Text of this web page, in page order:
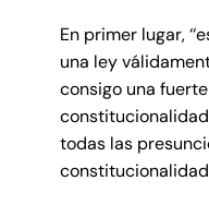
En primer lugar,
una ley
consigo una
todas las